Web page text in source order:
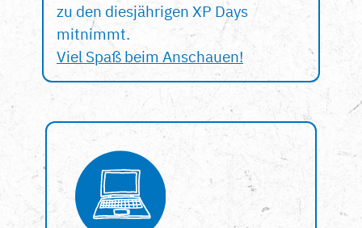
zu den diesjährigen XP Days
mitnimmt.
Viel Spaß beim Anschauen!